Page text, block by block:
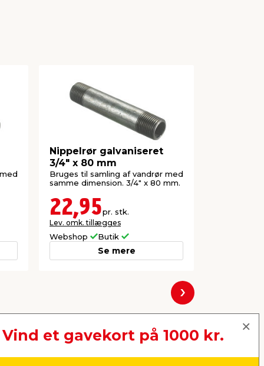
Nippelrør galvaniseret
3/4" x 80 mm
Bruges til samling af vandrør med
samme dimension. 3/4" x 80 mm.
22,95pr. stk.
Lev. omk. tillægges
Webshop Butik
Se mere
Næste
Vind et gavekort på 1000 kr.